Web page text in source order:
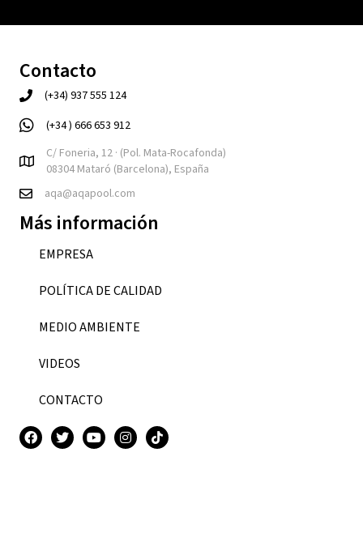
Contacto
(+34) 937 555 124
(+34 ) 666 653 912
C/ Foneria, 12 · (Pol. Mata-Rocafonda)
08304 Mataró (Barcelona), España
aqa@aqapool.com
Más información
EMPRESA
POLÍTICA DE CALIDAD
MEDIO AMBIENTE
VIDEOS
CONTACTO